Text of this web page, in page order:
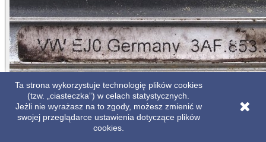
Ta strona wykorzystuje technologię plików cookies
(tzw. „ciasteczka”) w celach statystycznych.
Jeżli nie wyrażasz na to zgody, możesz zmienić w
swojej przeglądarce ustawienia dotyczące plików
cookies.